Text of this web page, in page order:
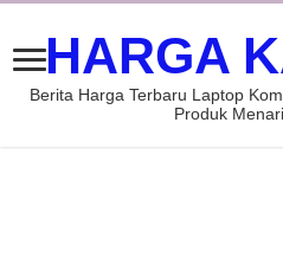
HARGA
Berita Harga Terbaru Laptop
Produk